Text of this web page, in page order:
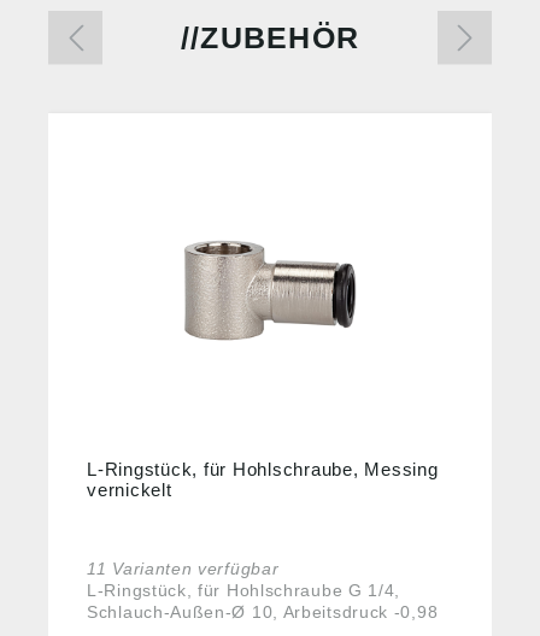
ZUBEHÖR
L-Ringstück, für Hohlschraube, Messing
vernickelt
11 Varianten verfügbar
L-Ringstück, für Hohlschraube G 1/4,
Schlauch-Außen-Ø 10, Arbeitsdruck -0,98